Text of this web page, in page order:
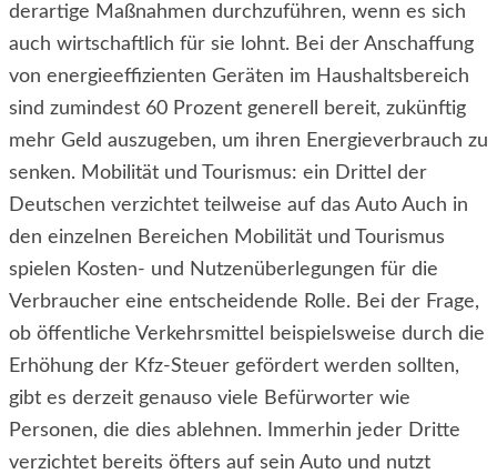
derartige Maßnahmen durchzuführen, wenn es sich
auch wirtschaftlich für sie lohnt. Bei der Anschaffung
von energieeffizienten Geräten im Haushaltsbereich
sind zumindest 60 Prozent generell bereit, zukünftig
mehr Geld auszugeben, um ihren Energieverbrauch zu
senken. Mobilität und Tourismus: ein Drittel der
Deutschen verzichtet teilweise auf das Auto Auch in
den einzelnen Bereichen Mobilität und Tourismus
spielen Kosten- und Nutzenüberlegungen für die
Verbraucher eine entscheidende Rolle. Bei der Frage,
ob öffentliche Verkehrsmittel beispielsweise durch die
Erhöhung der Kfz-Steuer gefördert werden sollten,
gibt es derzeit genauso viele Befürworter wie
Personen, die dies ablehnen. Immerhin jeder Dritte
verzichtet bereits öfters auf sein Auto und nutzt